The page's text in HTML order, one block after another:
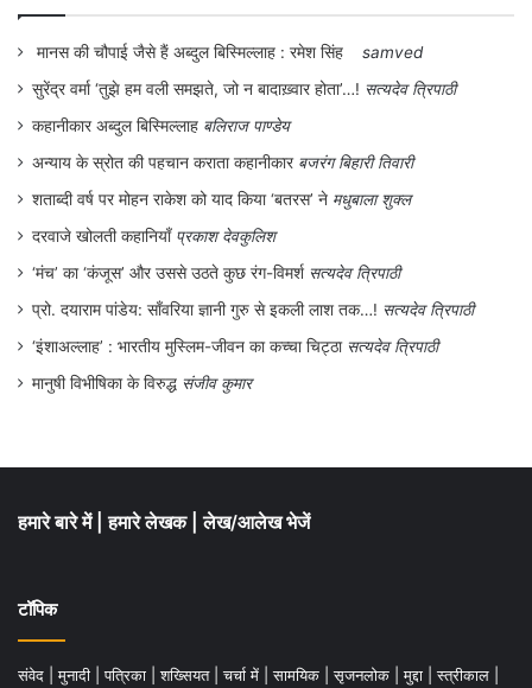
मानस की चौपाई जैसे हैं अब्दुल बिस्मिल्लाह : रमेश सिंह
samved
सुरेंद्र वर्मा ‘तुझे हम वली समझते, जो न बादाख़्वार होता’…! सत्यदेव त्रिपाठी
कहानीकार अब्दुल बिस्मिल्लाह बलिराज पाण्डेय
अन्याय के स्रोत की पहचान कराता कहानीकार बजरंग बिहारी तिवारी
शताब्दी वर्ष पर मोहन राकेश को याद किया ‘बतरस’ ने मधुबाला शुक्ल
दरवाजे खोलती कहानियाँ प्रकाश देवकुलिश
‘मंच’ का ‘कंजूस’ और उससे उठते कुछ रंग-विमर्श सत्यदेव त्रिपाठी
प्रो. दयाराम पांडेय: साँवरिया ज्ञानी गुरु से इकली लाश तक…! सत्यदेव त्रिपाठी
‘इंशाअल्लाह’ : भारतीय मुस्लिम-जीवन का कच्चा चिट्ठा सत्यदेव त्रिपाठी
मानुषी विभीषिका के विरुद्ध संजीव कुमार
हमारे बारे में हमारे लेखक लेख/आलेख भेजें
टॉपिक
संवेद मुनादी पत्रिका शख्सियत चर्चा में सामयिक सृजनलोक मुद्दा स्त्रीकाल